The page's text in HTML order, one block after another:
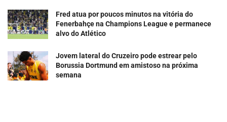
Fred atua por poucos minutos na vitória do
Fenerbahçe na Champions League e permanece
alvo do Atlético
Jovem lateral do Cruzeiro pode estrear pelo
Borussia Dortmund em amistoso na próxima
semana